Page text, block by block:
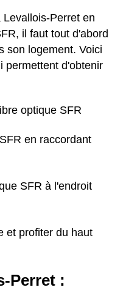
Perret en
il faut tout d'abord
son logement. Voici
permettent d'obtenir
optique SFR
en raccordant
SFR à l'endroit
et profiter du haut
Perret :